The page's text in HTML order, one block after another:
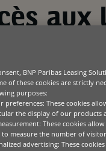
IT &
Médical
aux
polonais de
bureaux. Il fait
centrale et de l’Est.
BNP Paribas Leasing
of these cookies are strictly
purposes:
preferences: These cookies
the display of our products
These cookies
to measure the number of
advertising: These